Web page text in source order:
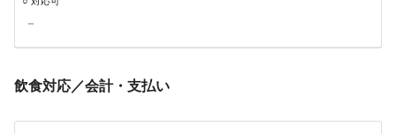
－
飲食対応／会計・支払い